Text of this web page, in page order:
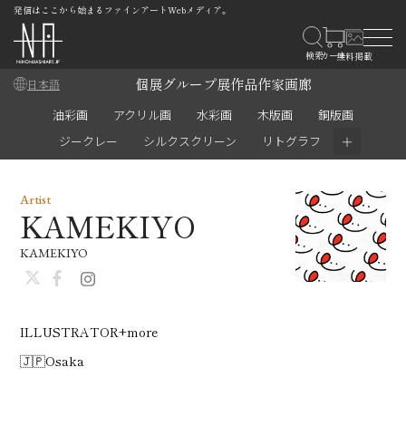
発信はここから始まるファインアートWebメディア。
日本語 個展グループ展作品作家画廊
油彩画 アクリル画 水彩画 木版画
銅版画
ジークレー
シルクスクリーン リトグラフ ＋
ILLUSTRATOR+more
🇯🇵Osaka
Artist
KAMEKIYO
KAMEKIYO